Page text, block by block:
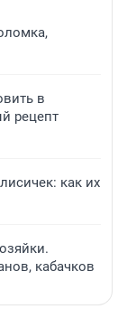
в
рецепт
как их
кабачков